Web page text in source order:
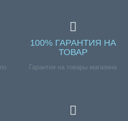
100% ГАРАНТИЯ НА
ТОВАР
Гарантия на товары магазина